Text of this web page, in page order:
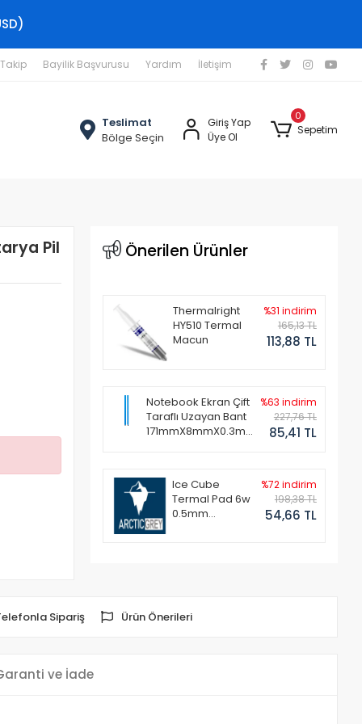
Bayilik Başvurusu Yardım İletişim
Teslimat
Bölge Seçin
Giriş Yap
Üye Ol
0
Sepetim
Pil Önerilen Ürünler
Thermalright
HY510 Termal
Macun
%31 indirim
165,13 TL
113,88 TL
Notebook Ekran Çift
Taraflı Uzayan Bant
171mmX8mmX0.3mm
%63 indirim
227,76 TL
85,41 TL
Ice Cube
Termal Pad 6w
0.5mm
%72 indirim
198,38 TL
54,66 TL
Sipariş Ürün Önerileri
ve İade